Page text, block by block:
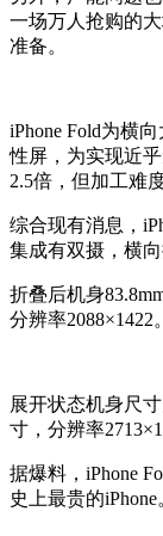
一场万人抢购的
准备。
iPhone Fold为横
性屏，为实现近
2.5倍，但加工难
综合现有消息，
集成有双摄，横向
折叠后机身
分辨率2088×1422。
展开状态机身尺
寸，分辨率
据爆料，iPhone
史上最贵的iPhone